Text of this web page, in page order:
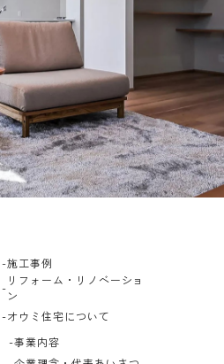
施工事例
リフォーム・リノベーショ
ン
オウミ住宅について
事業内容